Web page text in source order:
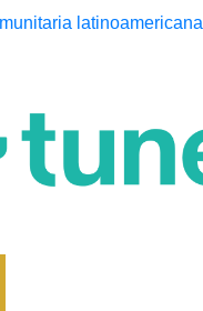
latinoamericana